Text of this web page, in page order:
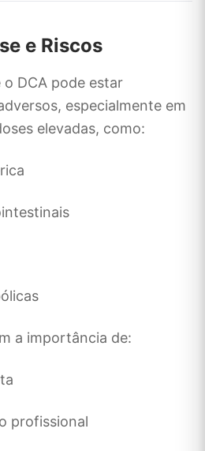
e Riscos
DCA pode estar
especialmente em
elevadas, como:
a importância de:
profissional